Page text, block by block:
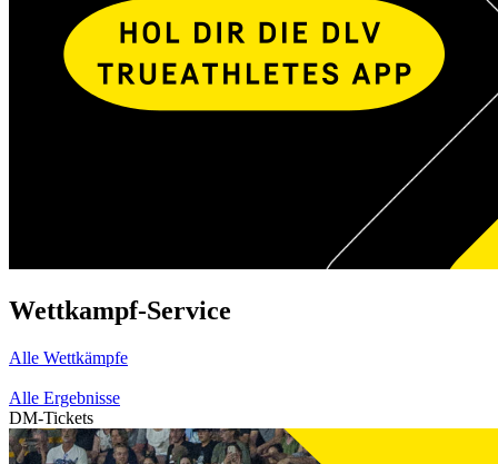
Wettkampf-Service
Alle Wettkämpfe
Alle Ergebnisse
DM-Tickets